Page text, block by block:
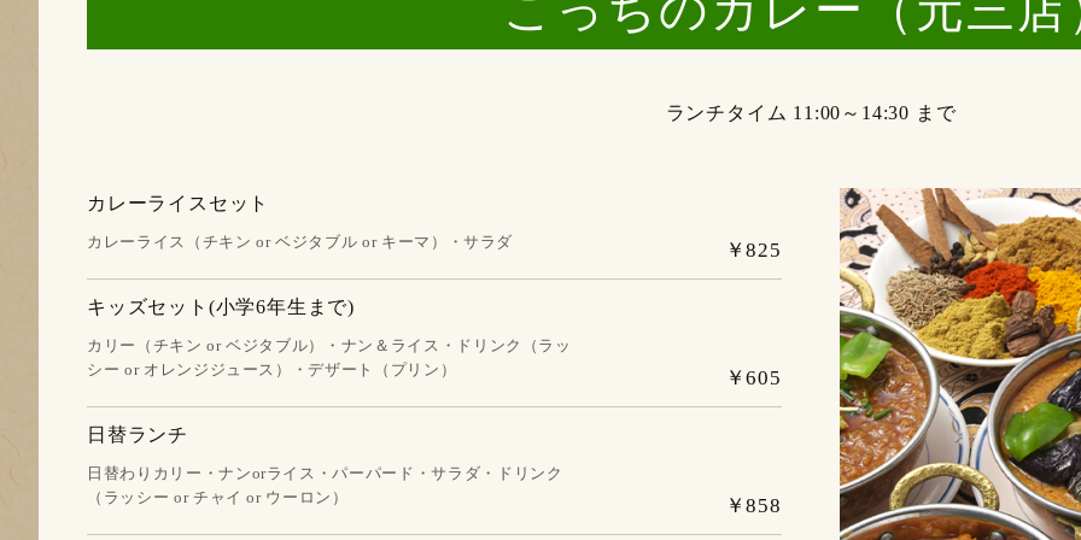
ランチタイム 11:00～14:30 まで
カレーライスセット
カレーライス（チキン or ベジタブル or キーマ）・サラダ ￥825
キッズセット(小学6年生まで)
カリー（チキン or ベジタブル）・ナン＆ライス・ドリンク（ラッ
シー or オレンジジュース）・デザート（プリン）
￥605
日替ランチ
日替わりカリー・ナンorライス・パーパード・サラダ・ドリンク
（ラッシー or チャイ or ウーロン）
￥858